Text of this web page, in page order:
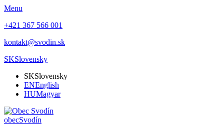
Menu
+421 367 566 001
kontakt@svodin.sk
SKSlovensky
SKSlovensky
ENEnglish
HUMagyar
obecSvodín